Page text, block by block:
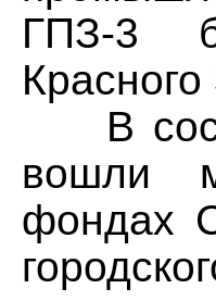
ГПЗ-3
В
вошли
фондах